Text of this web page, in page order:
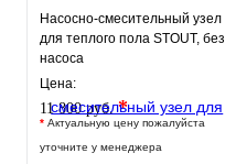
Насосно-смесительный узел
для теплого пола STOUT, без
насоса
Цена:
11 800 руб.*
* Актуальную цену пожалуйста
уточните у менеджера